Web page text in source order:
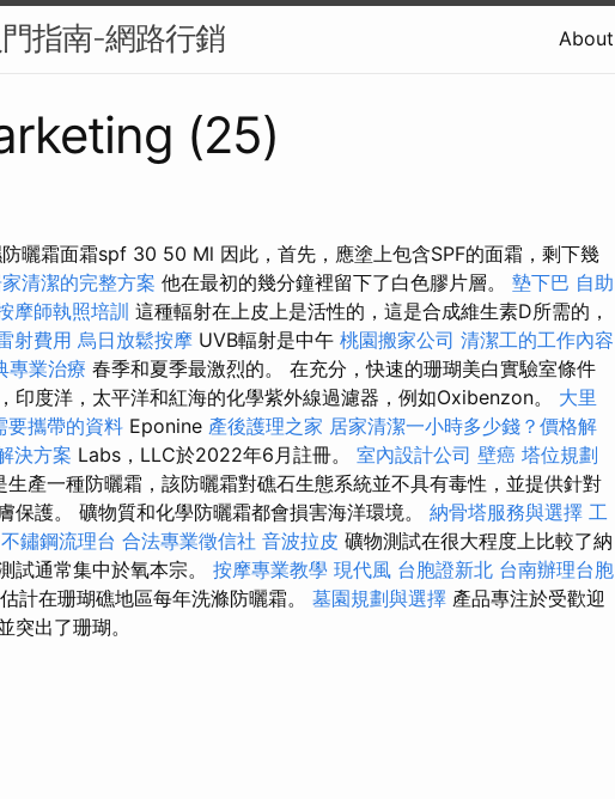
指南-網路行銷 About
(25)
曬霜面霜spf 30 50 Ml 因此，首先，應塗上包含SPF的面霜，剩下幾
家清潔的完整方案 他在最初的幾分鐘裡留下了白色膠片層。 墊下巴 自助
摩師執照培訓 這種輻射在上皮上是活性的，這是合成維生素D所需的，
射費用 烏日放鬆按摩 UVB輻射是中午 桃園搬家公司 清潔工的工作內容
專業治療 春季和夏季最激烈的。 在充分，快速的珊瑚美白實驗室條件
印度洋，太平洋和紅海的化學紫外線過濾器，例如Oxibenzon。 大里
要攜帶的資料 Eponine 產後護理之家 居家清潔一小時多少錢？價格解
決方案 Labs，LLC於2022年6月註冊。 室內設計公司 壁癌 塔位規劃
生產一種防曬霜，該防曬霜對礁石生態系統並不具有毒性，並提供針對
保護。 礦物質和化學防曬霜都會損害海洋環境。 納骨塔服務與選擇 工
不鏽鋼流理台 合法專業徵信社 音波拉皮 礦物測試在很大程度上比較了納
試通常集中於氧本宗。 按摩專業教學 現代風 台胞證新北 台南辦理台胞
計在珊瑚礁地區每年洗滌防曬霜。 墓園規劃與選擇 產品專注於受歡迎
突出了珊瑚。